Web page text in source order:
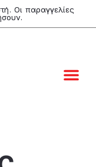
Οι παραγγελίες